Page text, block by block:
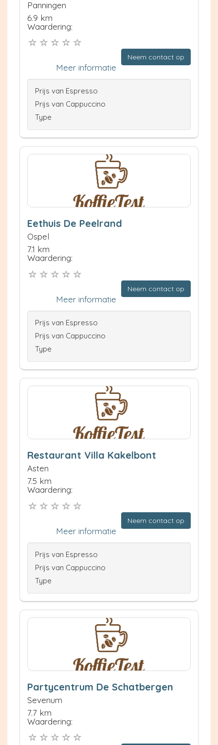
Panningen
6.9 km
Waardering:
Neem contact op
Meer informatie
Prijs van Espresso
Prijs van Cappuccino
Type
Eethuis De Peelrand
Ospel
7.1 km
Waardering:
Neem contact op
Meer informatie
Prijs van Espresso
Prijs van Cappuccino
Type
Restaurant Villa Kakelbont
Asten
7.5 km
Waardering:
Neem contact op
Meer informatie
Prijs van Espresso
Prijs van Cappuccino
Type
Partycentrum De Schatbergen
Sevenum
7.7 km
Waardering: